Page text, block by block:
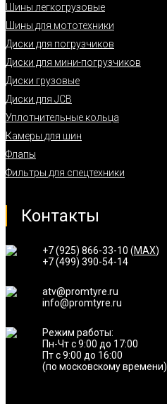
Шины легкогрузовые
Шины для мототехники
Диски для погрузчиков
Диски для мини-погрузчиков
Диски грузовые
Диски для JCB
Уплотнительные кольца
Камеры для шин
Флапы
Фильтры для спецтехники
Контакты
+7 (925) 866-33-10 (MAX)
+7 (499) 390-54-14
atv@promtyre.ru
info@promtyre.ru
Режим работы:
Пн-Чт с 9:00 до 17:00
Пт с 9:00 до 16:00
(по московскому времени)